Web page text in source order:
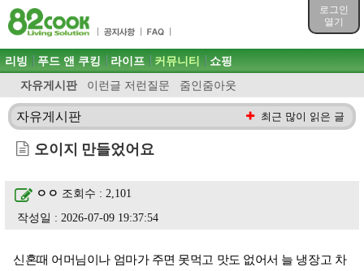
로그인
열기
목차
주메뉴 바로가기
컨텐츠 바로가기
검색 바로가기
로그인 바로가기
주메뉴
리빙 푸드 앤 쿠킹 라이프 커뮤니티
자유게시판 이런글 저런질문 줌인줌아웃
쇼핑
자유게시판 최근 많이 읽은 글
오이지 만들었어요
ㅇㅇ 조회수 : 2,101
작성일 : 2026-07-09 19:37:54
신혼때 어머님이나 엄마가 주면 못먹고 맛도 없어서 늘 냉장고 차